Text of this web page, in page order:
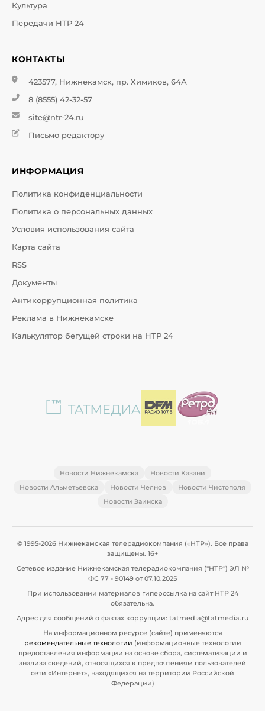
Культура
Передачи НТР 24
КОНТАКТЫ
423577, Нижнекамск, пр. Химиков, 64А
8 (8555) 42-32-57
site@ntr-24.ru
Письмо редактору
ИНФОРМАЦИЯ
Политика конфиденциальности
Политика о персональных данных
Условия использования сайта
Карта сайта
RSS
Документы
Антикоррупционная политика
Реклама в Нижнекамске
Калькулятор бегущей строки на НТР 24
Новости Нижнекамска
Новости Казани
Новости Альметьевска
Новости Челнов
Новости Чистополя
Новости Заинска
© 1995-2026 Нижнекамская телерадиокомпания («НТР»). Все права
защищены. 16+
Сетевое издание Нижнекамская телерадиокомпания ("НТР") ЭЛ №
ФС 77 - 90149 от 07.10.2025
При использовании материалов гиперссылка на сайт НТР 24
обязательна.
Адрес для сообщений о фактах коррупции: tatmedia@tatmedia.ru
На информационном ресурсе (сайте) применяются
рекомендательные технологии (информационные технологии
предоставления информации на основе сбора, систематизации и
анализа сведений, относящихся к предпочтениям пользователей
сети «Интернет», находящихся на территории Российской
Федерации)